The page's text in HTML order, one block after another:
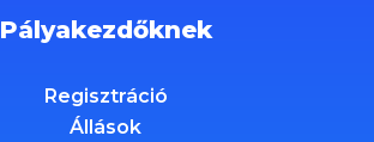
Pályakezdőknek
Regisztráció
Állások